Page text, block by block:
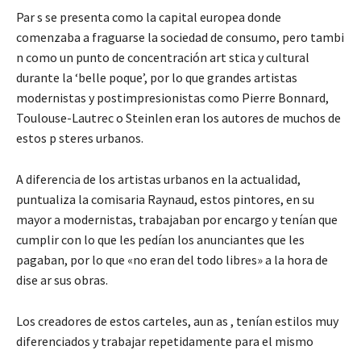
Par s se presenta como la capital europea donde
comenzaba a fraguarse la sociedad de consumo, pero tambi
n como un punto de concentración art stica y cultural
durante la ‘belle poque’, por lo que grandes artistas
modernistas y postimpresionistas como Pierre Bonnard,
Toulouse-Lautrec o Steinlen eran los autores de muchos de
estos p steres urbanos.
A diferencia de los artistas urbanos en la actualidad,
puntualiza la comisaria Raynaud, estos pintores, en su
mayor a modernistas, trabajaban por encargo y tenían que
cumplir con lo que les pedían los anunciantes que les
pagaban, por lo que «no eran del todo libres» a la hora de
dise ar sus obras.
Los creadores de estos carteles, aun as , tenían estilos muy
diferenciados y trabajar repetidamente para el mismo